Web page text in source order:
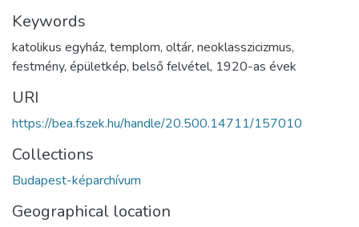
Keywords
katolikus egyház, templom, oltár, neoklasszicizmus,
festmény, épületkép, belső felvétel, 1920-as évek
URI
https://bea.fszek.hu/handle/20.500.14711/157010
Collections
Budapest-képarchívum
Geographical location